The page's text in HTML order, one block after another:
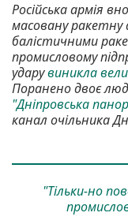
Російська армія
масовану ракетну
балістичними
промисловому
ударувиникла
Поранено двоє
"Дніпровська
канал очільника
"Тільки-но